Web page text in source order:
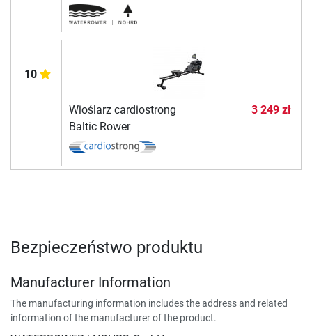
10
Wioślarz cardiostrong
Baltic Rower
3 249 zł
Bezpieczeństwo produktu
Manufacturer Information
The manufacturing information includes the address and related
information of the manufacturer of the product.